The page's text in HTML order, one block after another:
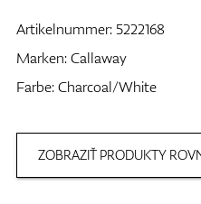
Artikelnummer:5222168
Marken:Callaway
Farbe: Charcoal/White
ZOBRAZIŤ PRODUKTY